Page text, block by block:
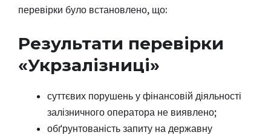
перевірки було встановлено, що:
Результати перевірки
«Укрзалізниці»
суттєвих порушень у фінансовій діяльності
залізничного оператора не виявлено;
обґрунтованість запиту на державну